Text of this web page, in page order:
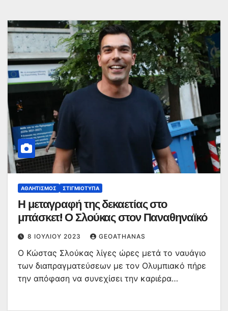
ΑΘΛΗΤΙΣΜΌΣ ΣΤΙΓΜΙΌΤΥΠΑ
Η μεταγραφή της δεκαετίας στο
μπάσκετ! Ο Σλούκας στον Παναθηναϊκό
8 ΙΟΥΛΊΟΥ 2023 GEOATHANAS
Ο Κώστας Σλούκας λίγες ώρες μετά το ναυάγιο
των διαπραγματεύσεων με τον Ολυμπιακό πήρε
την απόφαση να συνεχίσει την καριέρα…